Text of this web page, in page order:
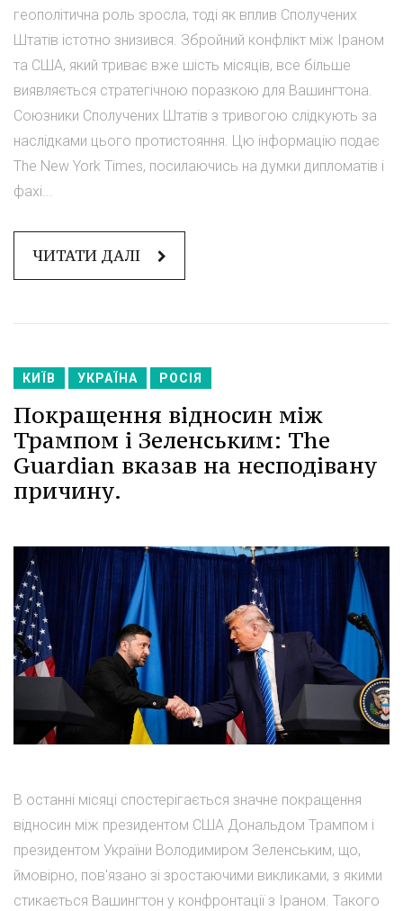
геополітична роль зросла, тоді як вплив Сполучених
Штатів істотно знизився. Збройний конфлікт між Іраном
та США, який триває вже шість місяців, все більше
виявляється стратегічною поразкою для Вашингтона.
Союзники Сполучених Штатів з тривогою слідкують за
наслідками цього протистояння. Цю інформацію подає
The New York Times, посилаючись на думки дипломатів і
фахі...
ЧИТАТИ ДАЛІ
КИЇВ УКРАЇНА РОСІЯ
Покращення відносин між
Трампом і Зеленським: The
Guardian вказав на несподівану
причину.
В останні місяці спостерігається значне покращення
відносин між президентом США Дональдом Трампом і
президентом України Володимиром Зеленським, що,
ймовірно, пов'язано зі зростаючими викликами, з якими
стикається Вашингтон у конфронтації з Іраном. Такого